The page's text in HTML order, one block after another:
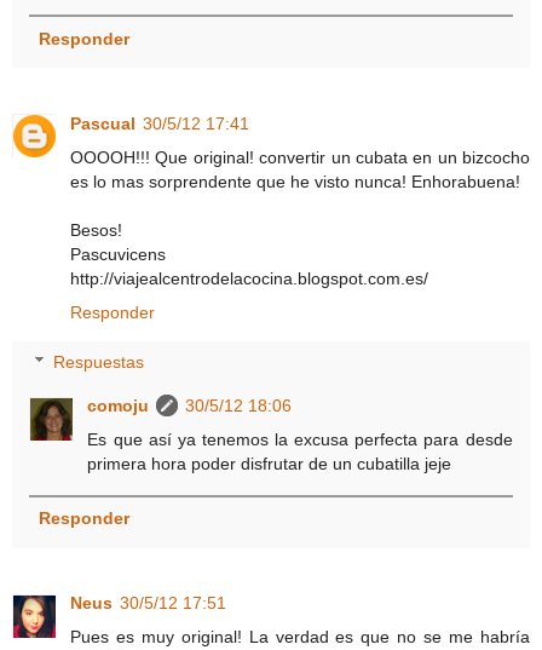
Responder
Pascual 30/5/12 17:41
OOOOH!!! Que original! convertir un cubata en un bizcocho
es lo mas sorprendente que he visto nunca! Enhorabuena!
Besos!
Pascuvicens
http://viajealcentrodelacocina.blogspot.com.es/
Responder
Respuestas
comoju
30/5/12 18:06
Es que así ya tenemos la excusa perfecta para desde
primera hora poder disfrutar de un cubatilla jeje
Responder
Neus 30/5/12 17:51
Pues es muy original! La verdad es que no se me habría